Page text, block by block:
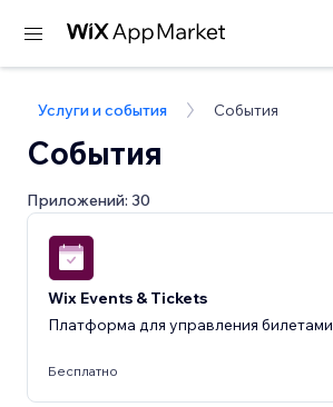
Услуги и события События
События
Приложений: 30
Wix Events & Tickets
Платформа для управления билетами
Бесплатно